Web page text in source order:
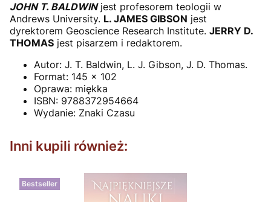
JOHN T. BALDWINjest profesorem teologii w
Andrews University. L. JAMES GIBSON jest
dyrektorem Geoscience Research Institute. JERRY D.
THOMAS jest pisarzem i redaktorem.
Autor: J. T. Baldwin, L. J. Gibson, J. D. Thomas.
Format: 145 x 102
Oprawa: miękka
ISBN: 9788372954664
Wydanie: Znaki Czasu
Inni kupili również:
Bestseller